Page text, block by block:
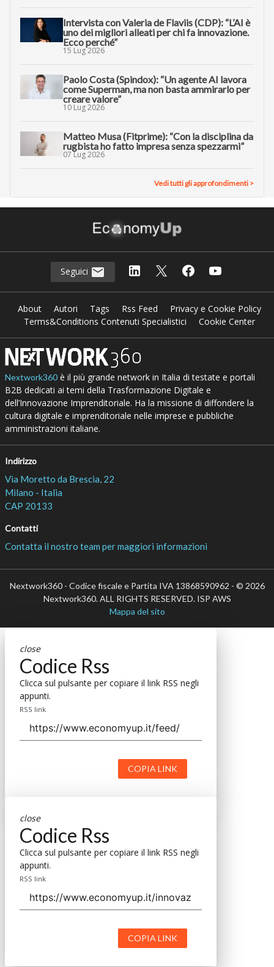
Intervista con Valeria de Flaviis (CDP): “L’AI è
uno dei migliori alleati per chi fa innovazione.
Ecco perché”
15 Lug 2026
Paolo Costa (Spindox): “Un agente AI lavora
come Superman, ma non basta ammirarlo per
creare valore”
10 Lug 2026
Matteo Musa (Fitprime): “Con la disciplina da
rugbista ho fatto impresa senza spezzarmi”
07 Lug 2026
Vedi tutti gli approfondimenti >
Seguici
About Autori Tags Rss Feed
Privacy e Cookie Policy
Terms&Conditions Contenuti Specialistici
Cookie Center
Nextwork360è il più grande network in Italia di testate e portali
B2B dedicati ai temi della Trasformazione Digitale e
dell’Innovazione Imprenditoriale. Ha la missione di diffondere la
cultura digitale e imprenditoriale nelle imprese e pubbliche
amministrazioni italiane.
Indirizzo
Via Moretto da Brescia, 22
Milano - Italia
CAP 20133
Contatti
Contatta il nostro team per maggiori informazioni
Nextwork360 - Codice fiscale e Partita IVA 13868590962 - © 2026
Nextwork360. ALL RIGHTS RESERVED. ISP AWS
Mappa del sito
close
Codice Rss
Clicca sul pulsante per copiare il link RSS negli
appunti.
RSS link
COPIA LINK
close
Codice Rss
Clicca sul pulsante per copiare il link RSS negli
appunti.
RSS link
COPIA LINK